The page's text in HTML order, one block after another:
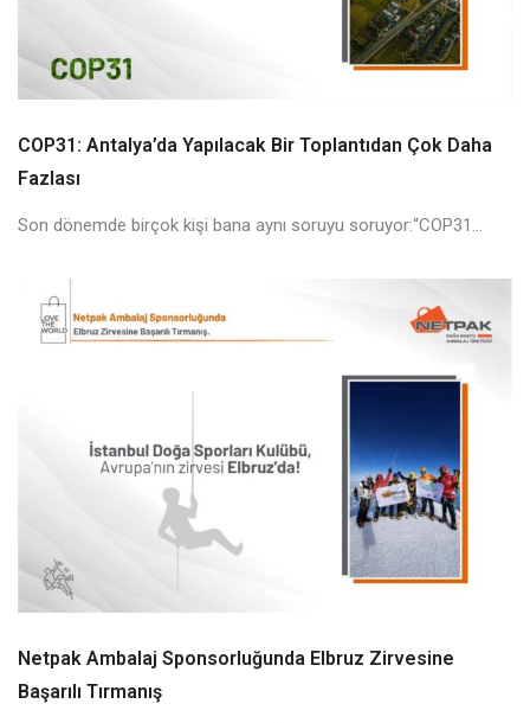
COP31: Antalya’da Yapılacak Bir Toplantıdan Çok Daha
Fazlası
Son dönemde birçok kişi bana aynı soruyu soruyor:“COP31...
Netpak Ambalaj Sponsorluğunda Elbruz Zirvesine
Başarılı Tırmanış